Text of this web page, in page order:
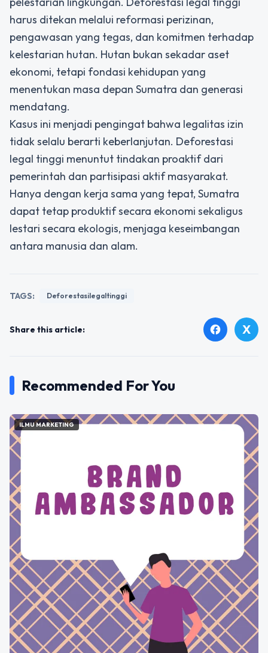
harus ditekan melalui reformasi perizinan,
pengawasan yang tegas, dan komitmen terhadap
kelestarian hutan. Hutan bukan sekadar aset
ekonomi, tetapi fondasi kehidupan yang
menentukan masa depan Sumatra dan generasi
mendatang.
Kasus ini menjadi pengingat bahwa legalitas izin
tidak selalu berarti keberlanjutan. Deforestasi
legal tinggi menuntut tindakan proaktif dari
pemerintah dan partisipasi aktif masyarakat.
Hanya dengan kerja sama yang tepat, Sumatra
dapat tetap produktif secara ekonomi sekaligus
lestari secara ekologis, menjaga keseimbangan
antara manusia dan alam.
TAGS: Deforestasilegaltinggi
Share this article: facebook X
Recommended For You
ILMU MARKETING